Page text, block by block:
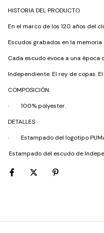
HISTORIA DEL PRODUCTO
En el marco de los 120 años del
Escudos grabados en la
Cada escudo evoca a una
Independiente. El rey de copas.
COMPOSICIÓN:
· 100% polyester.
DETALLES
· Estampado del logotipo
Estampado del escudo de